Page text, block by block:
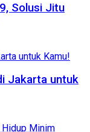
Solusi Jitu
Jakarta untuk